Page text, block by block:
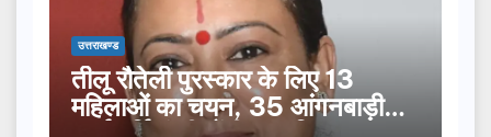
उत्तराखण्ड
तीलू रौतेली पुरस्कार के लिए 13
महिलाओं का चयन, 35 आंगनबाड़ी